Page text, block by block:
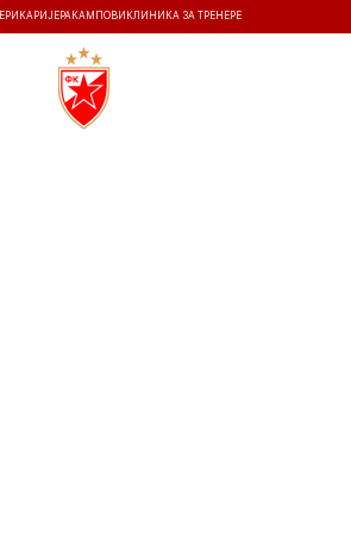
КАРИЈЕРА КАМПОВИ КЛИНИКА ЗА ТРЕНЕРЕ